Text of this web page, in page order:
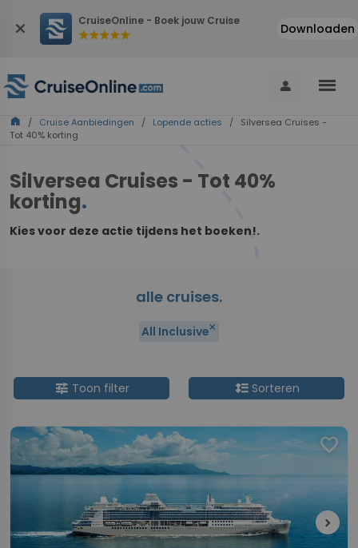
close CruiseOnline - Boek jouw Cruise
starstarstarstarstar Downloaden
person menu
home / Cruise Aanbiedingen / Lopende acties / Silversea Cruises -
Tot 40% korting
Silversea Cruises - Tot 40%
korting.
Kies voor deze actie tijdens het boeken!.
alle cruises.
All Inclusiveclose
tune Toon filter format_line_spacingSorteren
favorite
chevron_right